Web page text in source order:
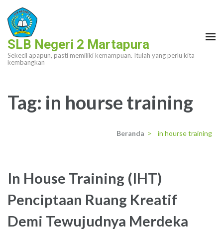
Lompat
ke
konten
(Tekan
Enter)
SLB Negeri 2 Martapura
Sekecil apapun, pasti memiliki kemampuan. Itulah yang perlu kita
kembangkan
Tag: in hourse training
Beranda > in hourse training
In House Training (IHT)
Penciptaan Ruang Kreatif
Demi Tewujudnya Merdeka